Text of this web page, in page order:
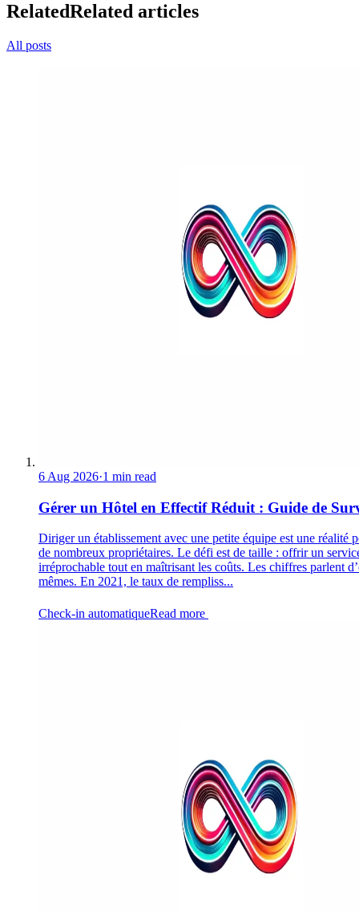
RelatedRelated articles
All posts
6 Aug 2026·1 min read
Gérer un Hôtel en Effectif Réduit : Guide de
Diriger un établissement avec une petite équipe est une réalité
de nombreux propriétaires. Le défi est de taille : offrir un
irréprochable tout en maîtrisant les coûts. Les chiffres parlent
mêmes. En 2021, le taux de rempliss...
Check-in automatiqueRead more